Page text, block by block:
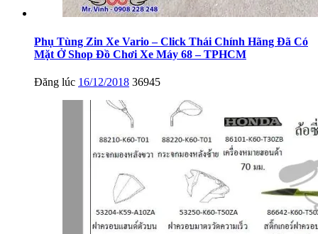
Phụ Tùng Zin Xe Vario – Click Thái Chính Hãng Đã Có
Mặt Ở Shop Đồ Chơi Xe Máy 68 – TPHCM
Đăng lúc 16/12/2018 36945